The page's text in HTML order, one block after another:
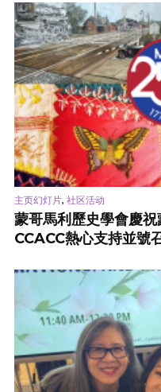
主页幻灯片, 社区活动
蒙哥馬利歷史學會慶
CCACC熱心支持並號